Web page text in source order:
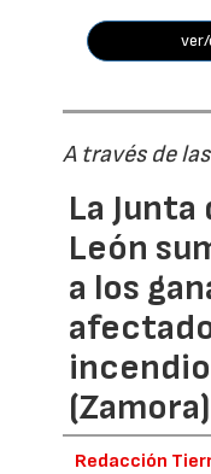
A través de
La
León
a los
(Zamora)
Redacción